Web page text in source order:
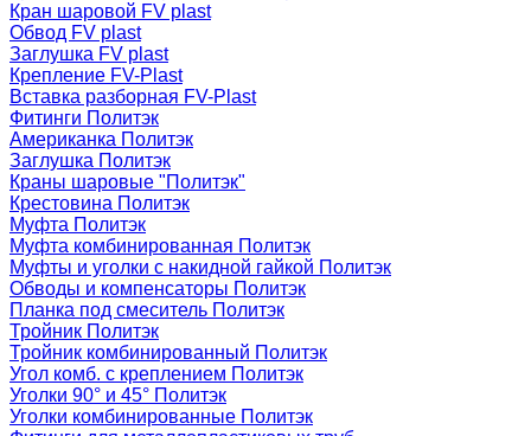
Кран шаровой FV plast
Обвод FV plast
Заглушка FV plast
Крепление FV-Plast
Вставка разборная FV-Plast
Фитинги Политэк
Американка Политэк
Заглушка Политэк
Краны шаровые "Политэк"
Крестовина Политэк
Муфта Политэк
Муфта комбинированная Политэк
Муфты и уголки с накидной гайкой Политэк
Обводы и компенсаторы Политэк
Планка под смеситель Политэк
Тройник Политэк
Тройник комбинированный Политэк
Угол комб. с креплением Политэк
Уголки 90° и 45° Политэк
Уголки комбинированные Политэк